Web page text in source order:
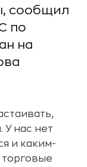
сообщил
по
на
У нас нет
и каким-